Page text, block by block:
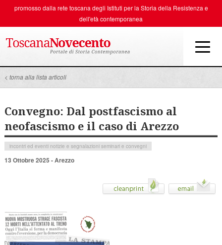
promosso dalla rete toscana degli Istituti per la Storia della Resistenza e
dell'età contemporanea
< torna alla lista articoli
Convegno: Dal postfascismo al
neofascismo e il caso di Arezzo
incontri ed eventi notizie e segnalazioni seminari e convegni
13 Ottobre 2025 - Arezzo